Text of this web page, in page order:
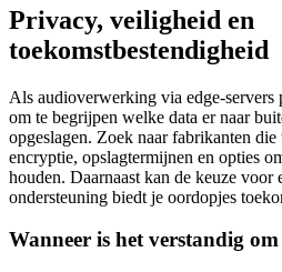
Privacy, veiligheid en
toekomstbestendigheid
Als audioverwerking via edge-servers
om te begrijpen welke data er naar
opgeslagen. Zoek naar fabrikanten
encryptie, opslagtermijnen en opties
houden. Daarnaast kan de keuze voor
ondersteuning biedt je oordopjes
Wanneer is het verstandig